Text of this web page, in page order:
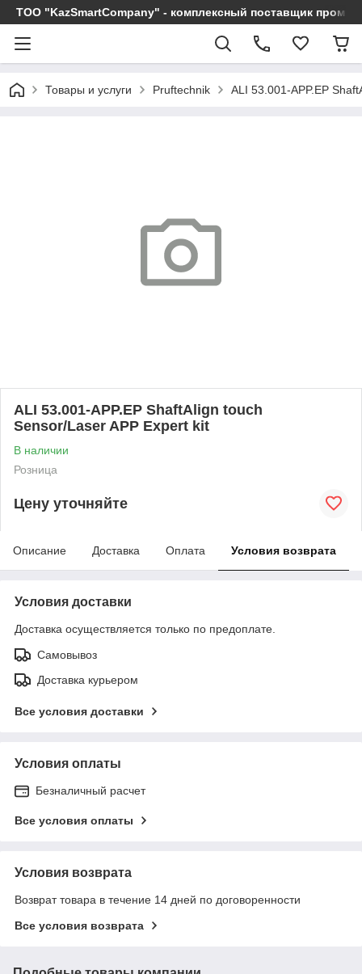
ТОО "KazSmartCompany" - комплексный поставщик
Товары и услуги Pruftechnik ALI 53.001-APP.EP
ALI 53.001-APP.EP ShaftAlign touch
Sensor/Laser APP Expert kit
В наличии
Розница
Цену уточняйте
Описание Доставка Оплата Условия возврата
Условия доставки
Доставка осуществляется только по предоплате.
Самовывоз
Доставка курьером
Все условия доставки
Условия оплаты
Безналичный расчет
Все условия оплаты
Условия возврата
Возврат товара в течение 14 дней по договоренности
Все условия возврата